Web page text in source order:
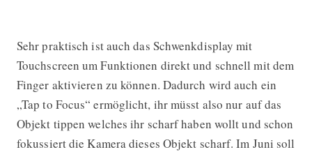
Sehr praktisch ist auch das Schwenkdisplay mit
Touchscreen um Funktionen direkt und schnell mit dem
Finger aktivieren zu können. Dadurch wird auch ein
„Tap to Focus“ ermöglicht, ihr müsst also nur auf das
Objekt tippen welches ihr scharf haben wollt und schon
fokussiert die Kamera dieses Objekt scharf. Im Juni soll